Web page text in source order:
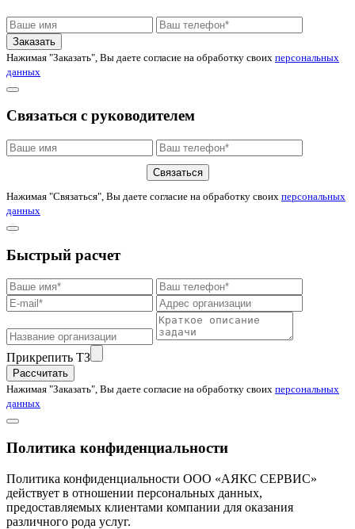
Заказать
Нажимая "Заказать", Вы даете согласие на обработку своих персональных
данных
Связаться с руководителем
Связаться
Нажимая "Связаться", Вы даете согласие на обработку своих персональных
данных
Быстрый расчет
Прикрепить ТЗ
Рассчитать
Нажимая "Заказать", Вы даете согласие на обработку своих персональных
данных
Политика конфиденциальности
Политика конфиденциальности ООО «АЯКС СЕРВИС»
действует в отношении персональных данных,
предоставляемых клиентами компании для оказания
различного рода услуг.